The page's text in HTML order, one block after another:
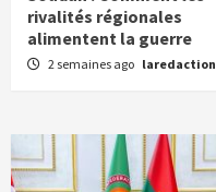
rivalités régionales
alimentent la guerre
2 semaines ago laredaction